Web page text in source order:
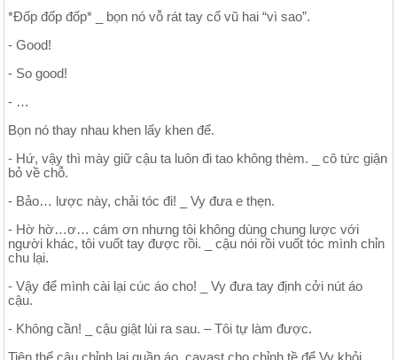
*Đốp đốp đốp* _ bọn nó vỗ rát tay cổ vũ hai “vì sao”.
- Good!
- So good!
- …
Bọn nó thay nhau khen lấy khen để.
- Hứ, vậy thì mày giữ cậu ta luôn đi tao không thèm. _ cô tức giận
bỏ về chỗ.
- Bảo… lược này, chải tóc đi! _ Vy đưa e thẹn.
- Hờ hờ…ơ… cám ơn nhưng tôi không dùng chung lược với
người khác, tôi vuốt tay được rồi. _ cậu nói rồi vuốt tóc mình chỉn
chu lại.
- Vậy để mình cài lại cúc áo cho! _ Vy đưa tay định cởi nút áo
cậu.
- Không cần! _ cậu giật lùi ra sau. – Tôi tự làm được.
Tiện thể cậu chỉnh lại quần áo, cavast cho chỉnh tề để Vy khỏi